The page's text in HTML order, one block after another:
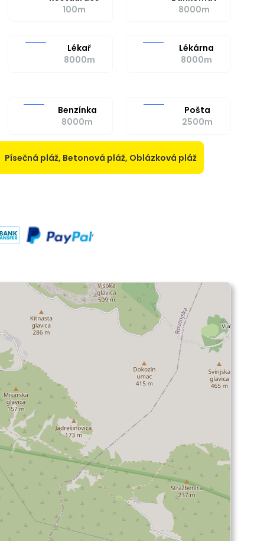
100m
8000m
Lékař
8000m
Lékárna
8000m
Benzínka
8000m
Pošta
2500m
Písečná pláž, Betonová pláž, Oblázková pláž
,